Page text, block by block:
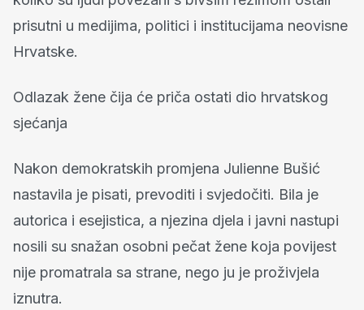
prisutni u medijima, politici i institucijama neovisne
Hrvatske.
Odlazak žene čija će priča ostati dio hrvatskog
sjećanja
Nakon demokratskih promjena Julienne Bušić
nastavila je pisati, prevoditi i svjedočiti. Bila je
autorica i esejistica, a njezina djela i javni nastupi
nosili su snažan osobni pečat žene koja povijest
nije promatrala sa strane, nego ju je proživjela
iznutra.